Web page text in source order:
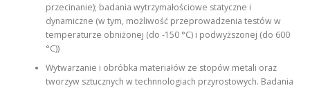
przecinanie); badania wytrzymałościowe statyczne i
dynamiczne (w tym, możliwość przeprowadzenia testów w
temperaturze obniżonej (do -150 °C) i podwyższonej (do 600
°C))
Wytwarzanie i obróbka materiałów ze stopów metali oraz
tworzyw sztucznych w technnologiach przyrostowych. Badania